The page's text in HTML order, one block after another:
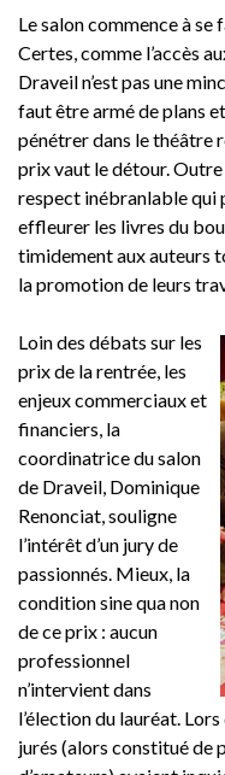
Le salon commence à
Certes, comme l’accès
Draveil n’est pas une
faut être armé de plans
pénétrer dans le théâtre
prix vaut le détour.
respect inébranlable qui
effleurer les livres du
timidement aux auteurs
la promotion de leurs
Loin des débats sur les
prix de la rentrée, les
enjeux commerciaux et
financiers, la
coordinatrice du salon
de Draveil, Dominique
Renonciat, souligne
l’intérêt d’un jury de
passionnés. Mieux, la
condition sine qua non
de ce prix : aucun
professionnel
n’intervient dans
l’élection du lauréat.
jurés (alors constitué de